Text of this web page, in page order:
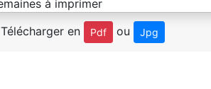
Télécharger en Pdf ou Jpg